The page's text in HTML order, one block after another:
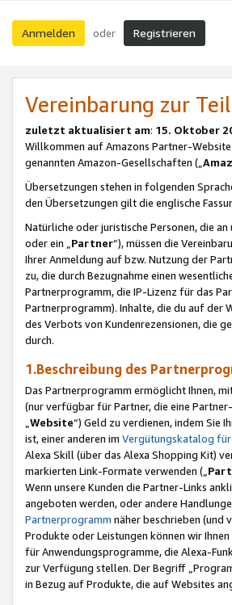
Anmelden oder Registrieren
Vereinbarung zur
zuletzt aktualisiert am: 15. Oktober
Willkommen auf Amazons Partner-Website
genannten Amazon-Gesellschaften („
Übersetzungen stehen in folgenden
den Übersetzungen gilt die englische
Natürliche oder juristische Personen, die
oder ein „Partner“), müssen die
Ihrer Anmeldung auf bzw. Nutzung der
zu, die durch Bezugnahme einen
Partnerprogramm, die IP-Lizenz für das
Partnerprogramm). Inhalte, die du auf der
des Verbots von Kundenrezensionen, die
durch.
1.Beschreibung des
Das Partnerprogramm ermöglicht Ihnen,
(nur verfügbar für Partner, die eine
Website“) Geld zu verdienen, indem Sie
ist, einer anderen im Vergütungskatalog
Alexa Skill (über das Alexa Shopping Kit)
markierten Link-Formate verwenden („
Wenn unsere Kunden die Partner-Links
angeboten werden, oder andere
Partnerprogramm näher beschrieben (und
Produkte oder Leistungen können wir
für Anwendungsprogramme, die Alexa-
zur Verfügung stellen. Der Begriff
in Bezug auf Produkte, die auf Websites